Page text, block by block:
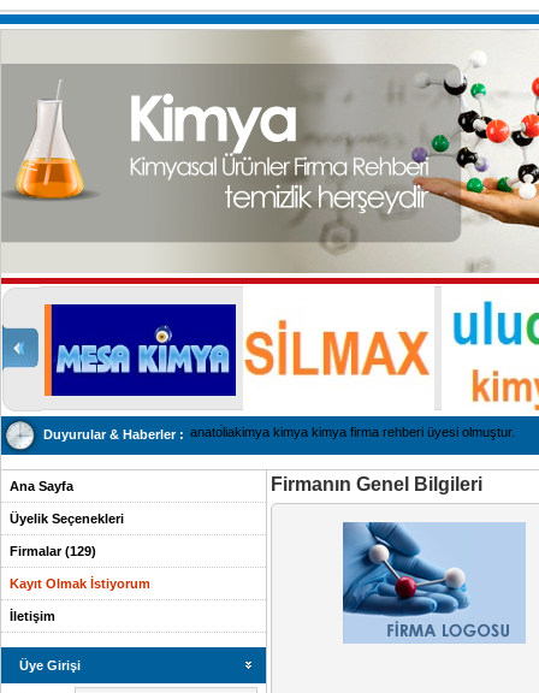
Duyurular & Haberler : anatoliakimya kimya kimya firma rehberi üyesi olmuştur.
Ana Sayfa
Üyelik Seçenekleri
Firmalar (129)
Kayıt Olmak İstiyorum
İletişim
Üye Girişi
Firmanın Genel Bilgileri